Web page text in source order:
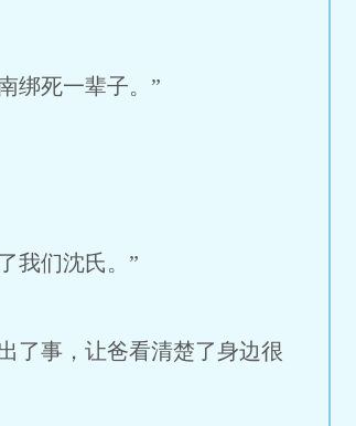
绑死一辈子。”
我们沈氏。”
了事，让爸看清楚了身边很